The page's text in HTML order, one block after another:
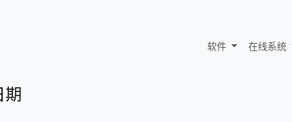
软件 在线系统
期